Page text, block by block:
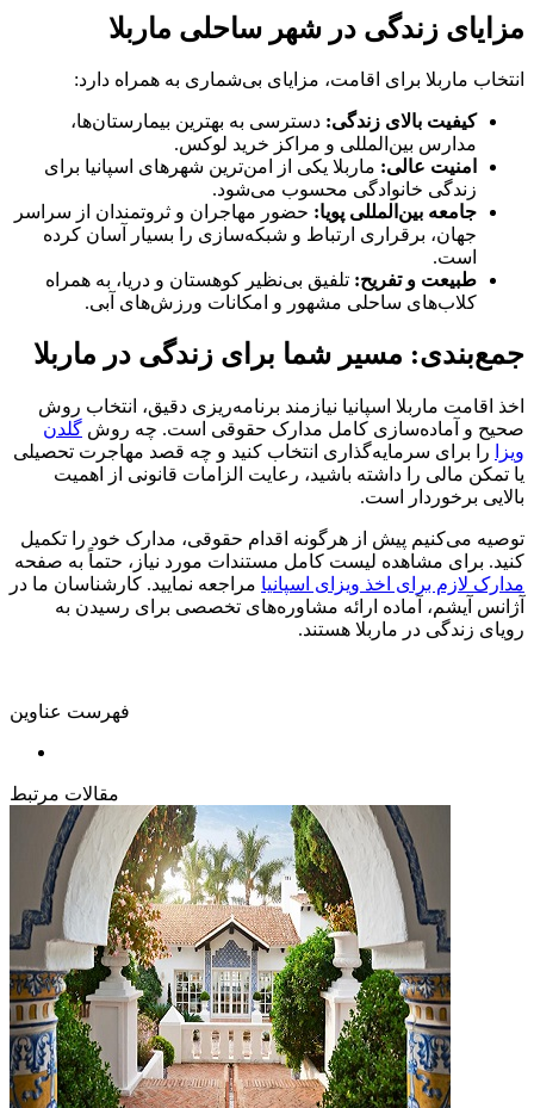
مزایای زندگی در شهر ساحلی ماربلا
انتخاب ماربلا برای اقامت، مزایای بی‌شماری به همراه دارد:
کیفیت بالای زندگی: دسترسی به بهترین بیمارستان‌ها،
مدارس بین‌المللی و مراکز خرید لوکس.
امنیت عالی: ماربلا یکی از امن‌ترین شهرهای اسپانیا برای
زندگی خانوادگی محسوب می‌شود.
جامعه بین‌المللی پویا: حضور مهاجران و ثروتمندان از سراسر
جهان، برقراری ارتباط و شبکه‌سازی را بسیار آسان کرده
است.
طبیعت و تفریح: تلفیق بی‌نظیر کوهستان و دریا، به همراه
کلاب‌های ساحلی مشهور و امکانات ورزش‌های آبی.
جمع‌بندی: مسیر شما برای زندگی در ماربلا
اخذ اقامت ماربلا اسپانیا نیازمند برنامه‌ریزی دقیق، انتخاب روش
صحیح و آماده‌سازی کامل مدارک حقوقی است. چه روش گلدن
ویزا
را برای سرمایه‌گذاری انتخاب کنید و چه قصد مهاجرت تحصیلی
یا تمکن مالی را داشته باشید، رعایت الزامات قانونی از اهمیت
بالایی برخوردار است.
توصیه می‌کنیم پیش از هرگونه اقدام حقوقی، مدارک خود را تکمیل
کنید. برای مشاهده لیست کامل مستندات مورد نیاز، حتماً به صفحه
مدارک لازم برای اخذ ویزای اسپانیا مراجعه نمایید. کارشناسان ما در
آژانس آیشم، آماده ارائه مشاوره‌های تخصصی برای رسیدن به
رویای زندگی در ماربلا هستند.
فهرست عناوین
مقالات مرتبط